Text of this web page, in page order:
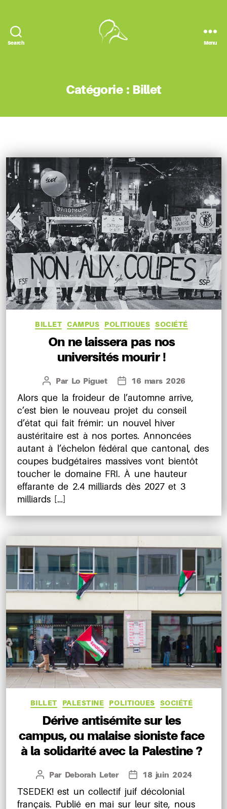
Search Menu
Catégorie : Billet
Catégories
BILLET CAMPUS POLITIQUES SOCIÉTÉ
On ne laissera pas nos
universités mourir !
Auteur
l’article
Par Lo Piguet
Date
de
l’article
16 mars 2026
Alors que la froideur de l’automne arrive,
c’est bien le nouveau projet du conseil
d’état qui fait frémir: un nouvel hiver
austéritaire est à nos portes. Annoncées
autant à l’échelon fédéral que cantonal, des
coupes budgétaires massives vont bientôt
toucher le domaine FRI. À une hauteur
effarante de 2.4 milliards dès 2027 et 3
milliards […]
Catégories
BILLET PALESTINE POLITIQUES SOCIÉTÉ
Dérive antisémite sur les
campus, ou malaise sioniste face
à la solidarité avec la Palestine ?
Auteur
l’article
Par Deborah Leter
Date
de
l’article
18 juin 2024
TSEDEK! est un collectif juif décolonial
français. Publié en mai sur leur site, nous